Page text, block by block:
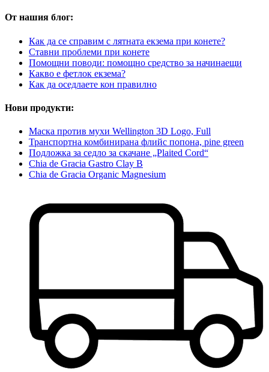
От нашия блог:
Как да се справим с лятната екзема при конете?
Ставни проблеми при конете
Помощни поводи: помощно средство за начинаещи
Какво е фетлок екзема?
Как да оседлаете кон правилно
Нови продукти:
Маска против мухи Wellington 3D Logo, Full
Транспортна комбинирана флийс попона, pine green
Подложка за седло за скачане „Plaited Cord“
Chia de Gracia Gastro Clay B
Chia de Gracia Organic Magnesium